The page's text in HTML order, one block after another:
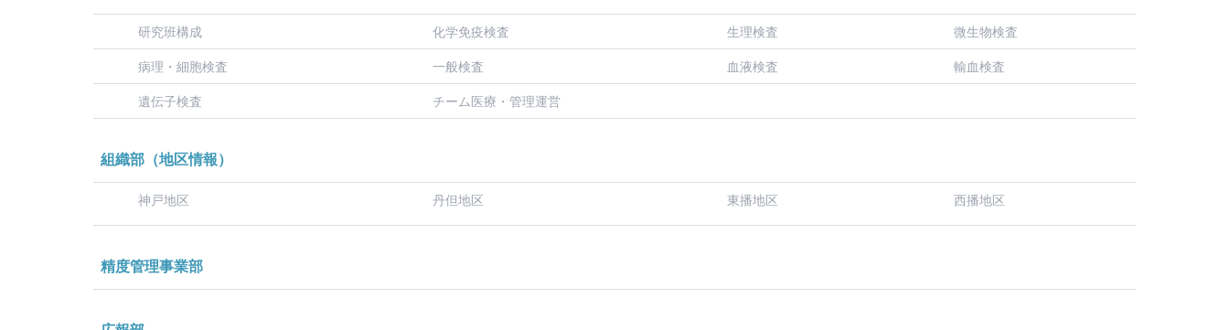
研究班構成 化学免疫検査 生理検査
微生物検査
病理・細胞検査
一般検査 血液検査
輸血検査
遺伝子検査
チーム医療・管理運営
組織部（地区情報）
神戸地区 丹但地区 東播地区 西播地区
精度管理事業部